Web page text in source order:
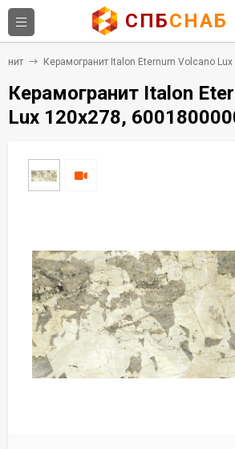
СПБСНАБ
Керамогранит Italon Eternum Volcano
Керамогранит Italon
Lux 120x278,